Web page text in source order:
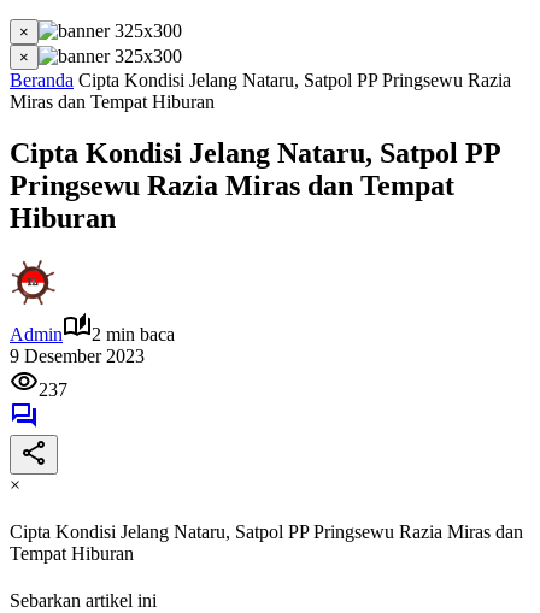
×
×
Beranda Cipta Kondisi Jelang Nataru, Satpol PP Pringsewu Razia
Miras dan Tempat Hiburan
Cipta Kondisi Jelang Nataru, Satpol PP
Pringsewu Razia Miras dan Tempat
Hiburan
Admin
2 min baca
9 Desember 2023
237
×
Cipta Kondisi Jelang Nataru, Satpol PP Pringsewu Razia Miras dan
Tempat Hiburan
Sebarkan artikel ini